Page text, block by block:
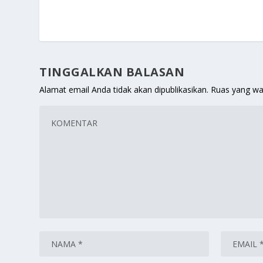
TINGGALKAN BALASAN
Alamat email Anda tidak akan dipublikasikan. Ruas yang